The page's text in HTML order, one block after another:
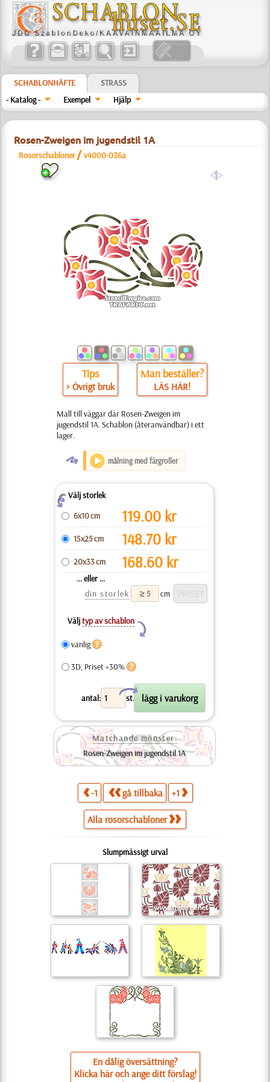
SCHABLONHÄFTE
STRASS
- Katalog -
Exempel Hjälp
Rosen-Zweigen im jugendstil 1A
Rosorschabloner /v4000-036a
a
Tips
> Övrigt bruk
Man beställer?
LÄS HÄR!
Mall till väggar där Rosen-Zweigen im
jugendstil 1A. Schablon (återanvändbar) i ett
lager.
O målning med färgroller
ZVälj storlek
6x10 cm
119.00 kr
15x25 cm 148.70 kr
20x33 cm 168.60 kr
... eller ...
din storlek
cm
Väljtyp av schablon
Y
vanlig
3D, Priset +30%
antal: st.
X
Matchande mönster:
Rosen-Zweigen im jugendstil 1A
-1 gå tillbaka +1
Alla rosorschabloner
Slumpmässigt urval
En dålig översättning?
Klicka här och ange ditt förslag!